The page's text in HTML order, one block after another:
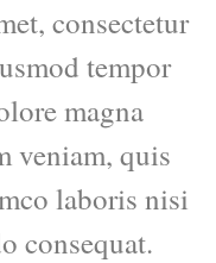
consectetur
tempor
magna
veniam, quis
laboris nisi
consequat.